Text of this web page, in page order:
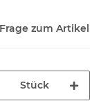
Frage zum Artikel
Stück